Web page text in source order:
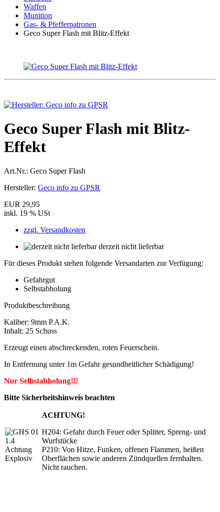
Waffen
Munition
Gas- & Pfefferpatronen
Geco Super Flash mit Blitz-Effekt
Geco Super Flash mit Blitz-
Effekt
Art.Nr.: Geco Super Flash
Hersteller: Geco info zu GPSR
EUR 29,95
inkl. 19 % USt
zzgl. Versandkosten
derzeit nicht lieferbar
Für dieses Produkt stehen folgende Versandarten zur Verfügung:
Gefahrgut
Selbstabholung
Produktbeschreibung
Kaliber: 9mm P.A.K.
Inhalt: 25 Schuss
Erzeugt einen abschreckenden, roten Feuerschein.
In Entfernung unter 1m Gefahr gesundheitlicher Schädigung!
Nur Selbstabholung!!!
Bitte Sicherheitshinweis beachten
ACHTUNG!
H204: Gefahr durch Feuer oder Splitter, Spreng- und
Wurfstücke
P210: Von Hitze, Funken, offenen Flammen, heißen
Oberflächen sowie anderen Zündquellen fernhalten.
Nicht rauchen.